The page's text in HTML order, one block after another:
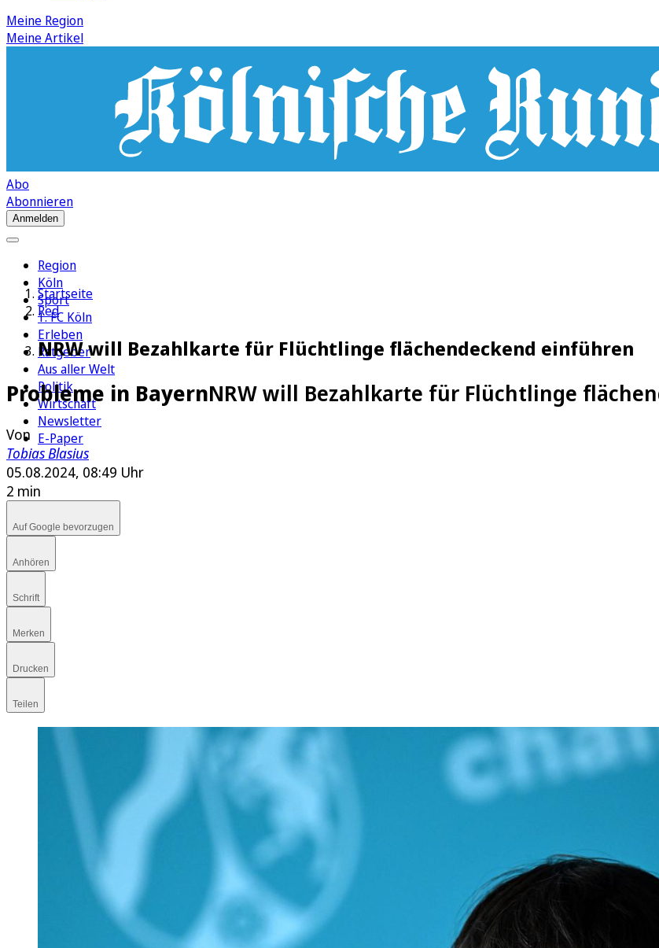
Meine Region
Meine Artikel
Abo
Abonnieren
Anmelden
Region
Köln
Sport
1. FC Köln
Erleben
Ratgeber
Aus aller Welt
Politik
Wirtschaft
Newsletter
E-Paper
Startseite
Red
NRW will Bezahlkarte für Flüchtlinge flächendeckend einführen
Probleme in BayernNRW will Bezahlkarte für Flüchtlinge
Von
Tobias Blasius
05.08.2024, 08:49 Uhr
2 min
Auf Google bevorzugen
Anhören
Schrift
Merken
Drucken
Teilen